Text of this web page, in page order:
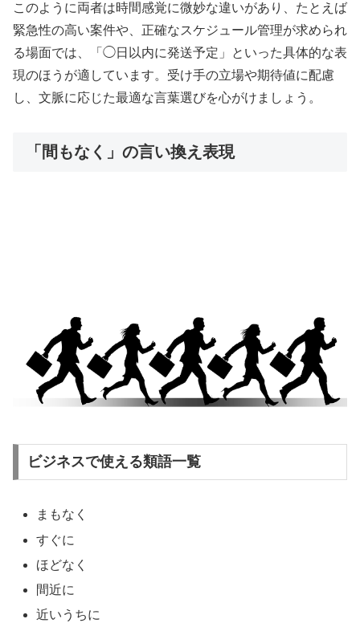
このように両者は時間感覚に微妙な違いがあり、たとえば
緊急性の高い案件や、正確なスケジュール管理が求められ
る場面では、「◯日以内に発送予定」といった具体的な表
現のほうが適しています。受け手の立場や期待値に配慮
し、文脈に応じた最適な言葉選びを心がけましょう。
「間もなく」の言い換え表現
ビジネスで使える類語一覧
まもなく
すぐに
ほどなく
間近に
近いうちに